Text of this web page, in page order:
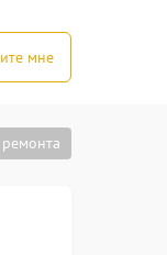
мне
ремонта